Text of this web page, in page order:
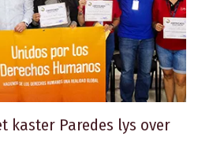
kaster Paredes lys over